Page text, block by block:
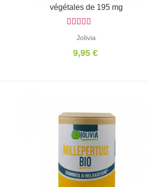
végétales de 195 mg
Jolivia
9,95 €